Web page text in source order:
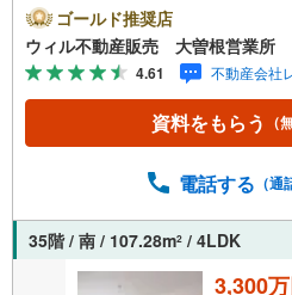
区、守山区の直接のご売却
動産仲介会社です。ネット
ん、過去にお任せいただい
に住戸環境を提案致します
弊社では平日にご内覧・
れるお客様にサービスを
事前にご予約頂きましたら
動産業者間で不動産情報が
全域や、その他隣接エリア
根営業所】○地下鉄名城線
ゴールド推奨店
ウィル不動産販売 大曽根営業所
4.61 不動産会社
資料をもらう （
電話する （通
35階 / 南 / 107.28m2 / 4LDK
3,300